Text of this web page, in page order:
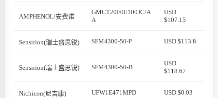
AMPHENOL/安费诺
GMCT20F0E100JC/A
A
USD
$107.15
Sensirion(瑞士盛思锐) SFM4300-50-P USD $113.8
Sensirion(瑞士盛思锐) SFM4300-50-B
USD
$118.67
Nichicon(尼吉康) UFW1E471MPD USD $0.03